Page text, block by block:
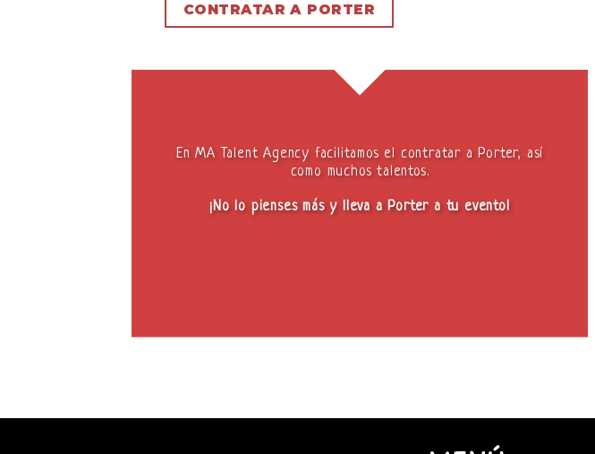
CONTRATAR A PORTER
En MA Talent Agency facilitamos el contratar a Porter, así
como muchos talentos.
¡No lo pienses más y lleva a Porter a tu evento!